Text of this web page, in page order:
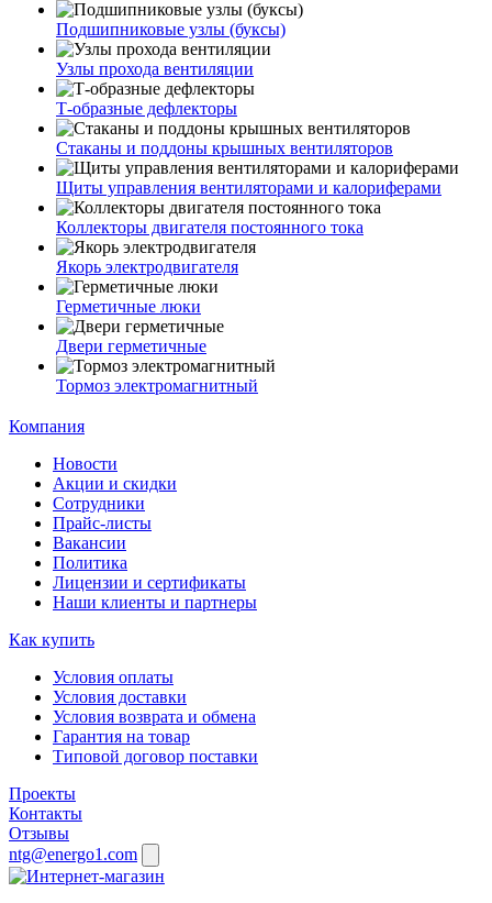
Подшипниковые узлы (буксы)
Узлы прохода вентиляции
Т-образные дефлекторы
Стаканы и поддоны крышных вентиляторов
Щиты управления вентиляторами и калориферами
Коллекторы двигателя постоянного тока
Якорь электродвигателя
Герметичные люки
Двери герметичные
Тормоз электромагнитный
Компания
Новости
Акции и скидки
Сотрудники
Прайс-листы
Вакансии
Политика
Лицензии и сертификаты
Наши клиенты и партнеры
Как купить
Условия оплаты
Условия доставки
Условия возврата и обмена
Гарантия на товар
Типовой договор поставки
Проекты
Контакты
Отзывы
ntg@energo1.com